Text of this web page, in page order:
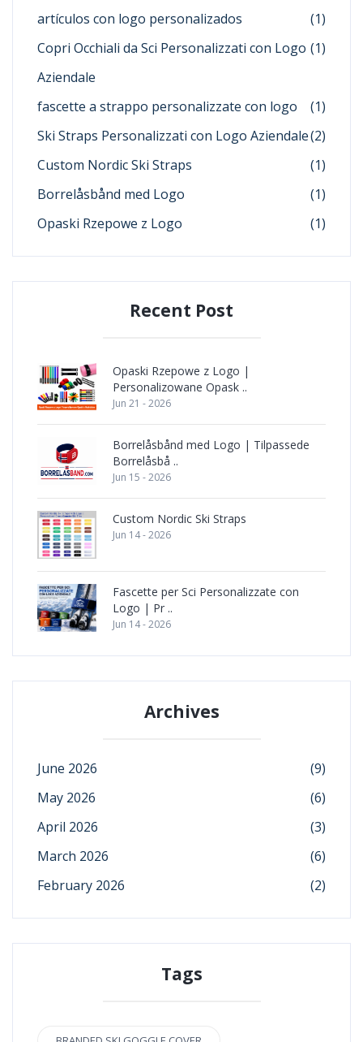
artículos con logo personalizados
(1)
Copri Occhiali da Sci Personalizzati con Logo
Aziendale
(1)
fascette a strappo personalizzate con logo
(1)
Ski Straps Personalizzati con Logo Aziendale(2)
Custom Nordic Ski Straps
(1)
Borrelåsbånd med Logo
(1)
Opaski Rzepowe z Logo
(1)
Recent Post
Opaski Rzepowe z Logo |
Personalizowane Opask ..
Jun 21 - 2026
Borrelåsbånd med Logo | Tilpassede
Borrelåsbå ..
Jun 15 - 2026
Custom Nordic Ski Straps
Jun 14 - 2026
Fascette per Sci Personalizzate con
Logo | Pr ..
Jun 14 - 2026
Archives
June 2026
(9)
May 2026
(6)
April 2026
(3)
March 2026
(6)
February 2026
(2)
Tags